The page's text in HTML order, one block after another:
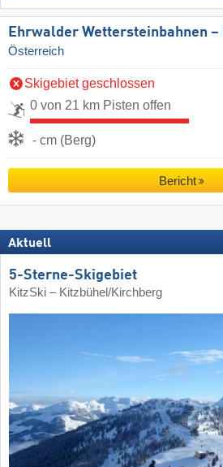
Ehrwalder Wettersteinbahnen –
Österreich
Skigebiet geschlossen
0 von 21 km Pisten offen
- cm (Berg)
Bericht
Aktuell
5-Sterne-Skigebiet
KitzSki – Kitzbühel/​Kirchberg